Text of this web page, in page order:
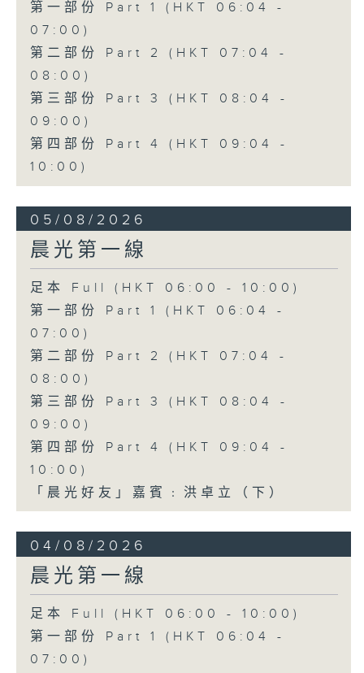
第一部份 Part 1 (HKT 06:04 -
07:00)
第二部份 Part 2 (HKT 07:04 -
08:00)
第三部份 Part 3 (HKT 08:04 -
09:00)
第四部份 Part 4 (HKT 09:04 -
10:00)
05/08/2026
晨光第一線
足本 Full (HKT 06:00 - 10:00)
第一部份 Part 1 (HKT 06:04 -
07:00)
第二部份 Part 2 (HKT 07:04 -
08:00)
第三部份 Part 3 (HKT 08:04 -
09:00)
第四部份 Part 4 (HKT 09:04 -
10:00)
「晨光好友」嘉賓﹕洪卓立（下）
04/08/2026
晨光第一線
足本 Full (HKT 06:00 - 10:00)
第一部份 Part 1 (HKT 06:04 -
07:00)